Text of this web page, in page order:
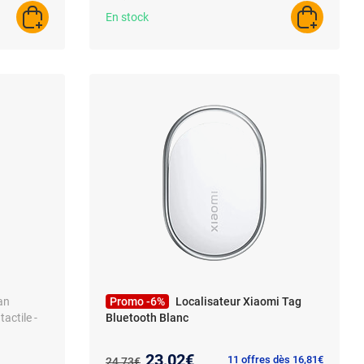
AJOUTER AU PANIER
En stock
AJOUTER
-
Promo -6%
Localisateur Xiaomi Tag
Bluetooth Blanc
Ancien prix :Nouveau prix :11 offres dès 16,81€